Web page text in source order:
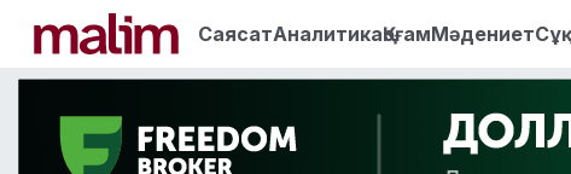
СаясатАналитикаҚоғамМәдениет